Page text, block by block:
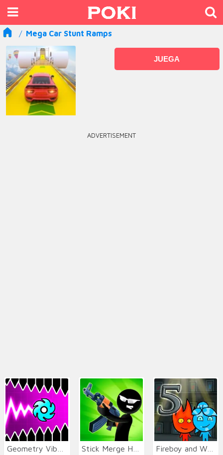
Mega Car Stunt Ramps
JUEGA
ADVERTISEMENT
Fireboy and Watergirl 5 Elements